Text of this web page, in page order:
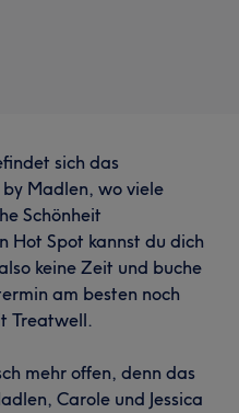
sich das
Madlen, wo viele
Schönheit
Hot Spot kannst du dich
keine Zeit und buche
am besten noch
Treatwell.
mehr offen, denn das
Carole und Jessica